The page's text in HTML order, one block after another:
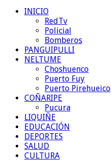
INICIO
RedTv
Policial
Bomberos
PANGUIPULLI
NELTUME
Choshuenco
Puerto Fuy
Puerto Pirehueico
COÑARIPE
Pucura
LIQUIÑE
EDUCACIÓN
DEPORTES
SALUD
CULTURA